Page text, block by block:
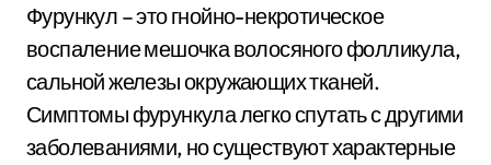
Фурункул – это гнойно-некротическое
воспаление мешочка волосяного фолликула,
сальной железы окружающих тканей.
Симптомы фурункула легко спутать с другими
заболеваниями, но существуют характерные